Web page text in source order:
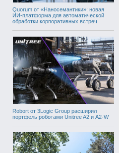
Quorum от «Наносемантики»: новая
ИИ-платформа для автоматической
обработки корпоративных встреч
Robort от 3Logic Group расширил
портфель роботами Unitree A2 и A2-W